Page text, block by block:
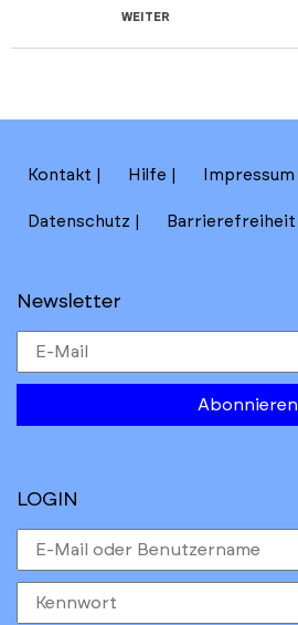
WEITER
Kontakt Hilfe Impressum
Datenschutz Barrierefreiheit
Newsletter
Abonnieren
LOGIN